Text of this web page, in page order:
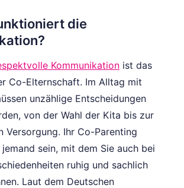
die
Kommunikation ist das
Co-Elternschaft. Im Alltag mit
unzählige Entscheidungen
von der Wahl der Kita bis zur
Versorgung. Ihr Co-Parenting
sein, mit dem Sie auch bei
ruhig und sachlich
Laut dem Deutschen